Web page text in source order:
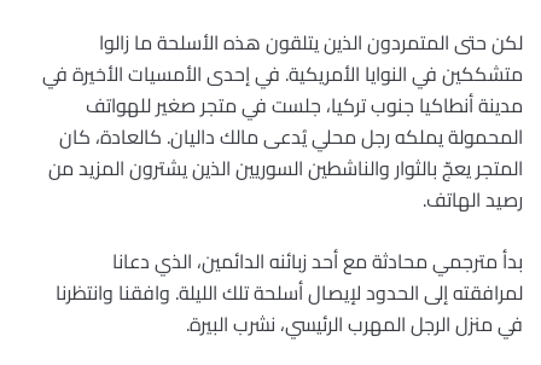
لكن حتى المتمردون الذين يتلقون هذه الأسلحة ما زالوا
متشككين في النوايا الأمريكية. في إحدى الأمسيات الأخيرة في
مدينة أنطاكيا جنوب تركيا، جلست في متجر صغير للهواتف
المحمولة يملكه رجل محلي يُدعى مالك داليان. كالعادة، كان
المتجر يعجّ بالثوار والناشطين السوريين الذين يشترون المزيد من
رصيد الهاتف.
بدأ مترجمي محادثة مع أحد زبائنه الدائمين، الذي دعانا
لمرافقته إلى الحدود لإيصال أسلحة تلك الليلة. وافقنا وانتظرنا
في منزل الرجل المهرب الرئيسي، نشرب البيرة.